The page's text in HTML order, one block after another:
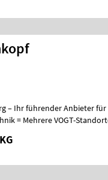
– Ihr führender Anbieter für
+